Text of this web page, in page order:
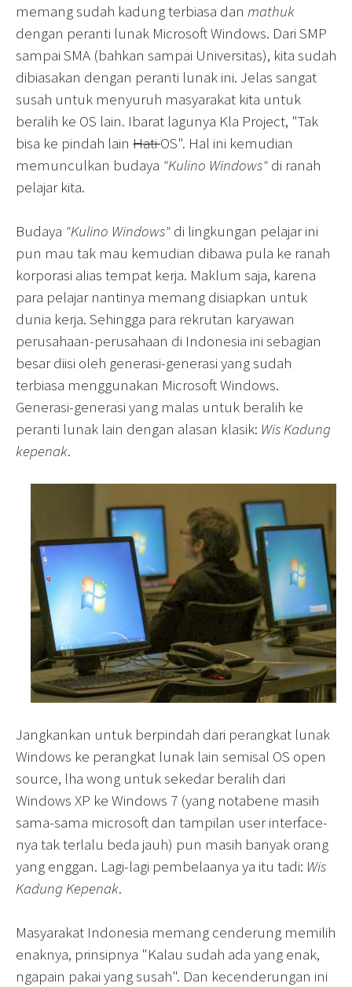
memang sudah kadung terbiasa dan mathuk
dengan peranti lunak Microsoft Windows. Dari SMP
sampai SMA (bahkan sampai Universitas), kita sudah
dibiasakan dengan peranti lunak ini. Jelas sangat
susah untuk menyuruh masyarakat kita untuk
beralih ke OS lain. Ibarat lagunya Kla Project, "Tak
bisa ke pindah lain HatiOS". Hal ini kemudian
memunculkan budaya "Kulino Windows" di ranah
pelajar kita.
Budaya "Kulino Windows" di lingkungan pelajar ini
pun mau tak mau kemudian dibawa pula ke ranah
korporasi alias tempat kerja. Maklum saja, karena
para pelajar nantinya memang disiapkan untuk
dunia kerja. Sehingga para rekrutan karyawan
perusahaan-perusahaan di Indonesia ini sebagian
besar diisi oleh generasi-generasi yang sudah
terbiasa menggunakan Microsoft Windows.
Generasi-generasi yang malas untuk beralih ke
peranti lunak lain dengan alasan klasik: Wis Kadung
kepenak.
Jangkankan untuk berpindah dari perangkat lunak
Windows ke perangkat lunak lain semisal OS open
source, lha wong untuk sekedar beralih dari
Windows XP ke Windows 7 (yang notabene masih
sama-sama microsoft dan tampilan user interface-
nya tak terlalu beda jauh) pun masih banyak orang
yang enggan. Lagi-lagi pembelaanya ya itu tadi: Wis
Kadung Kepenak.
Masyarakat Indonesia memang cenderung memilih
enaknya, prinsipnya "Kalau sudah ada yang enak,
ngapain pakai yang susah". Dan kecenderungan ini